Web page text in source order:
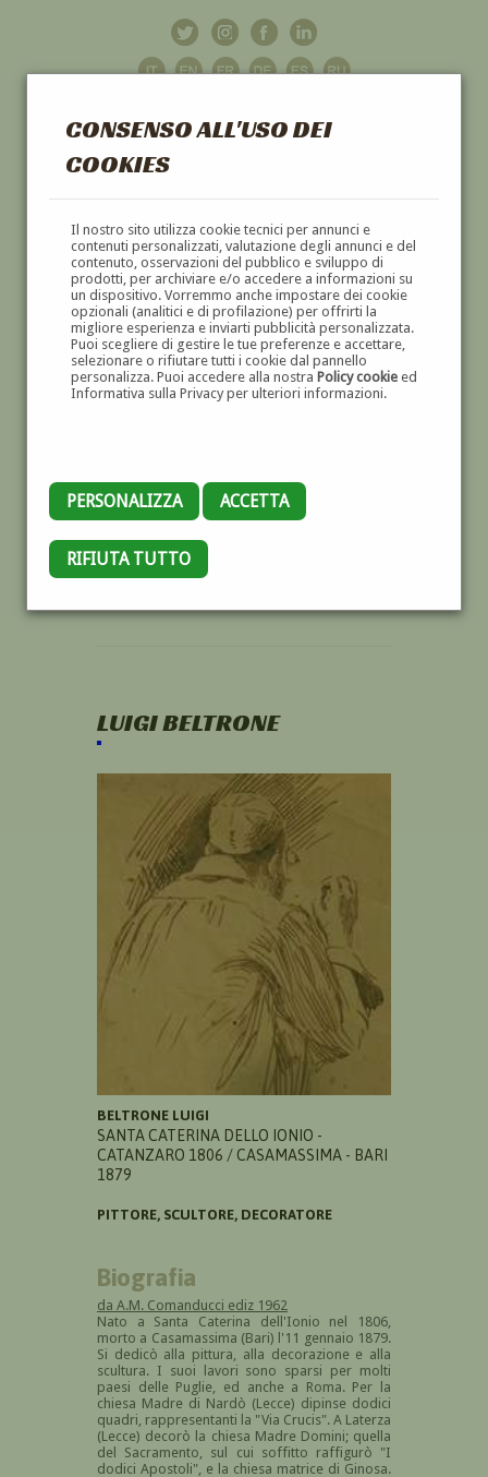
CONSENSO ALL'USO DEI
COOKIES
Il nostro sito utilizza cookie tecnici per annunci e
contenuti personalizzati, valutazione degli annunci e del
contenuto, osservazioni del pubblico e sviluppo di
prodotti, per archiviare e/o accedere a informazioni su
un dispositivo. Vorremmo anche impostare dei cookie
opzionali (analitici e di profilazione) per offrirti la
migliore esperienza e inviarti pubblicità personalizzata.
Puoi scegliere di gestire le tue preferenze e accettare,
selezionare o rifiutare tutti i cookie dal pannello
personalizza. Puoi accedere alla nostra Policy cookieed
Informativa sulla Privacy per ulteriori informazioni.
PERSONALIZZA ACCETTA
RIFIUTA TUTTO
GALLERIAD'ARTE
DIPINTI E SCULTURE '800 E '900
LUIGI BELTRONE
BELTRONE LUIGI
SANTA CATERINA DELLO IONIO -
CATANZARO 1806 / CASAMASSIMA - BARI
1879
PITTORE, SCULTORE, DECORATORE
Biografia
da A.M. Comanducci ediz 1962
Nato a Santa Caterina dell'Ionio nel 1806,
morto a Casamassima (Bari) l'11 gennaio 1879.
Si dedicò alla pittura, alla decorazione e alla
scultura. I suoi lavori sono sparsi per molti
paesi delle Puglie, ed anche a Roma. Per la
chiesa Madre di Nardò (Lecce) dipinse dodici
quadri, rappresentanti la "Via Crucis". A Laterza
(Lecce) decorò la chiesa Madre Domini; quella
del Sacramento, sul cui soffitto raffigurò "I
dodici Apostoli", e la chiesa matrice di Ginosa.